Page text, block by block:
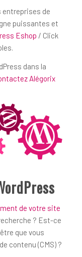
entreprises de
puissantes et
Eshop / Click
dans la
Alégorix
de votre site
? Est-ce
que vous
contenu (CMS) ?